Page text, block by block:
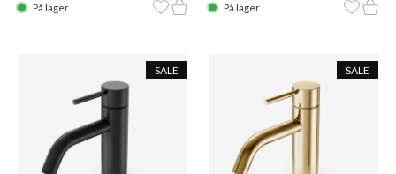
På lager På lager
SALE SALE